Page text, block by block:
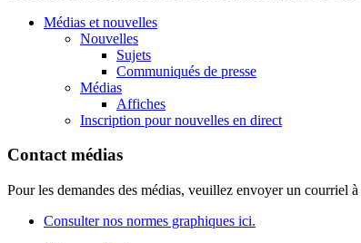
Médias et nouvelles
Nouvelles
Sujets
Communiqués de presse
Médias
Affiches
Inscription pour nouvelles en direct
Contact médias
Pour les demandes des médias, veuillez envoyer un courriel à
Consulter nos normes graphiques ici.